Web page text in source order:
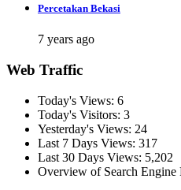
Percetakan Bekasi
7 years ago
Web Traffic
Today's Views: 6
Today's Visitors: 3
Yesterday's Views: 24
Last 7 Days Views: 317
Last 30 Days Views: 5,202
Overview of Search Engine